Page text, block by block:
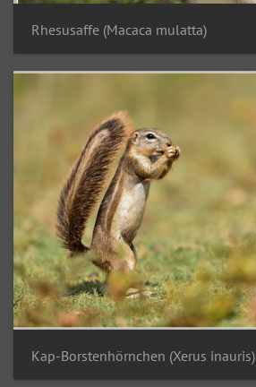
Rhesusaffe (Macaca mulatta)
Kap-Borstenhörnchen (Xerus inauris)